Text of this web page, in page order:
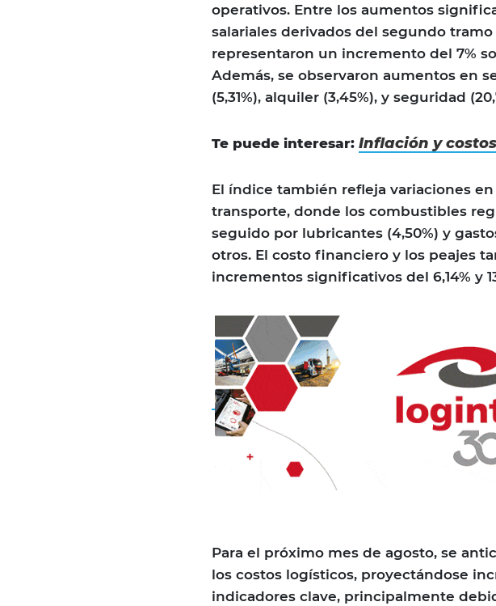
operativos. Entre los aumentos
salariales derivados del segundo
representaron un incremento del 7%
Además, se observaron aumentos en
(5,31%), alquiler (3,45%), y seguridad
Te puede interesar: Inflación y
El índice también refleja variaciones en
transporte, donde los combustibles
seguido por lubricantes (4,50%) y
otros. El costo financiero y los peajes
incrementos significativos del 6,14% y
Para el próximo mes de agosto, se
los costos logísticos, proyectándose
indicadores clave, principalmente